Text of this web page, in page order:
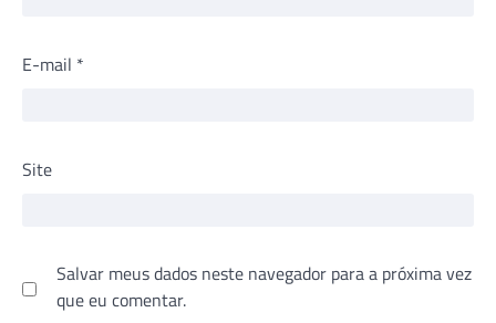
E-mail *
Site
Salvar meus dados neste navegador para a próxima vez
que eu comentar.